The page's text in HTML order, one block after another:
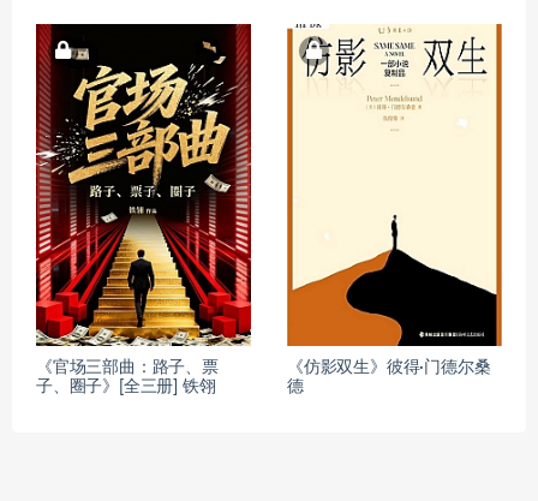
《官场三部曲：路子、票
子、圈子》[全三册] 铁翎
《仿影双生》彼得·门德尔桑
德